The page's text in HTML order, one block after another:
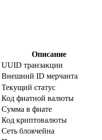
Описание
UUID транзакции
Внешний ID мерчанта
Текущий статус
Код фиатной валюты
Сумма в фиате
Код криптовалюты
Сеть блокчейна